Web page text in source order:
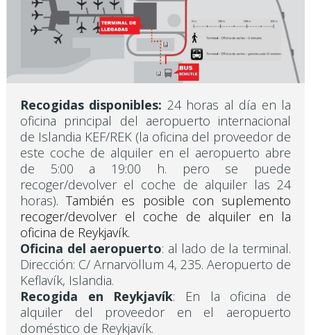
Recogidas disponibles: 24 horas al día en la
oficina principal del aeropuerto internacional
de Islandia KEF/REK (la oficina del proveedor de
este coche de alquiler en el aeropuerto abre
de 5:00 a 19:00 h. pero se puede
recoger/devolver el coche de alquiler las 24
horas). También es posible con suplemento
recoger/devolver el coche de alquiler en la
oficina de Reykjavík.
Oficina del aeropuerto: al lado de la terminal.
Dirección: C/ Arnarvöllum 4, 235. Aeropuerto de
Keflavík, Islandia.
Recogida en Reykjavík: En la oficina de
alquiler del proveedor en el aeropuerto
doméstico de Reykjavík.